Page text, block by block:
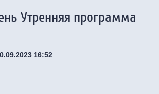
Утренняя программа
16:52